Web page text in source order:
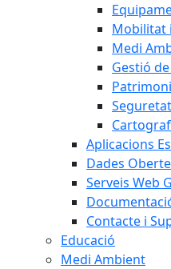
Mobilitat
Medi
Gestió
Seguretat
Aplicacions
Dades
Serveis Web
Contacte i
Educació
Medi Ambient